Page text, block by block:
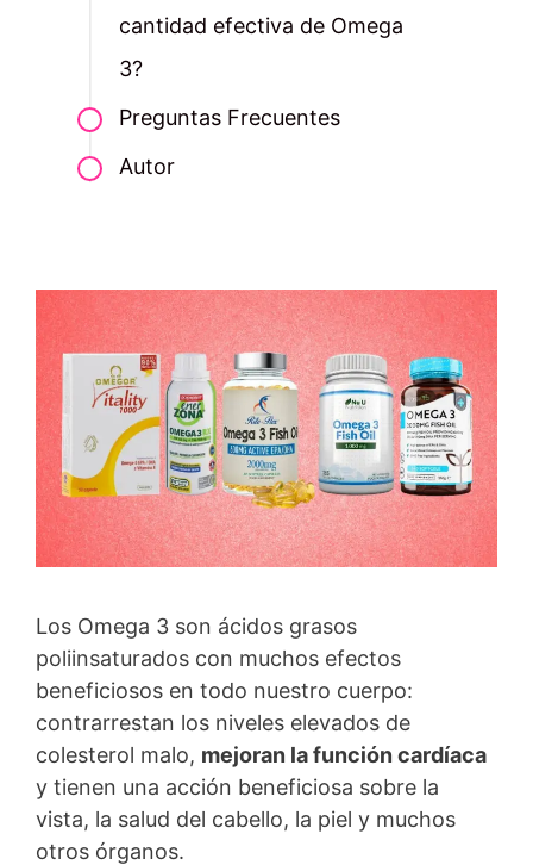
Los Omega 3 son ácidos grasos
poliinsaturados con muchos efectos
beneficiosos en todo nuestro cuerpo:
contrarrestan los niveles elevados de
colesterol malo, mejoran la función cardíaca
y tienen una acción beneficiosa sobre la
vista, la salud del cabello, la piel y muchos
otros órganos.
cantidad efectiva de Omega
3?
Preguntas Frecuentes
Autor